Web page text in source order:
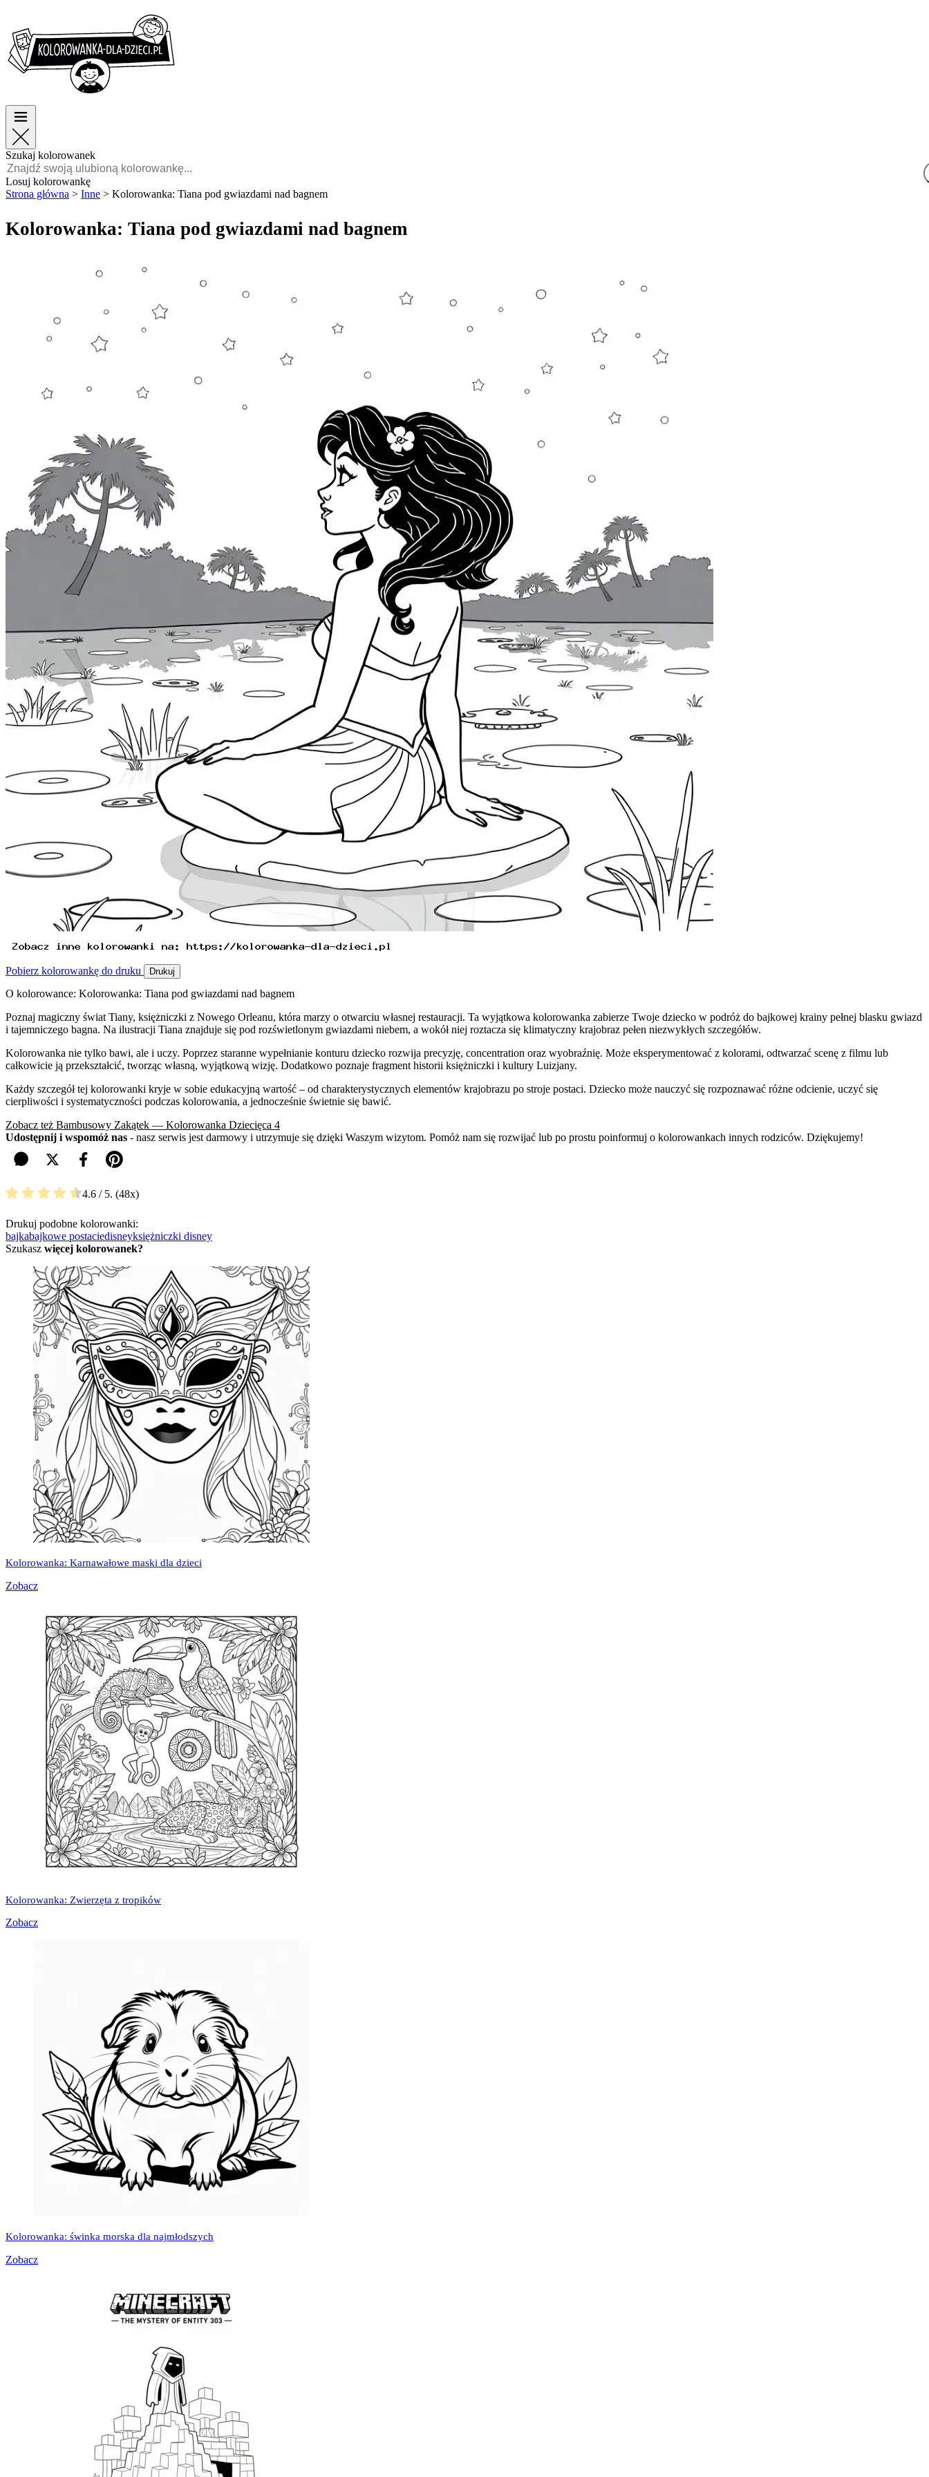
TOP kategorie
Dla chłopców
Dla dziewczynek
Polski
POLSKI
FRANÇAIS
TIẾNG
TOP kategorie
Dla chłopców
Dla dziewczynek
Szukaj kolorowanek
Losuj kolorowankę
Strona główna > Inne > Kolorowanka: Tiana pod gwiazdami nad bagnem
Kolorowanka: Tiana pod gwiazdami nad bagnem
Pobierz kolorowankę do druku Drukuj
O kolorowance: Kolorowanka: Tiana pod gwiazdami nad bagnem
Poznaj magiczny świat Tiany, księżniczki z Nowego Orleanu, która marzy o otwarciu własnej restauracji. Ta wyjątkowa kolorowanka zabierze Twoje dziecko w podróż do bajkowej krainy pełnej blasku gwiazd
i tajemniczego bagna. Na ilustracji Tiana znajduje się pod rozświetlonym gwiazdami niebem, a wokół niej roztacza się klimatyczny krajobraz pełen niezwykłych szczegółów.
Kolorowanka nie tylko bawi, ale i uczy. Poprzez staranne wypełnianie konturu dziecko rozwija precyzję, concentration oraz wyobraźnię. Może eksperymentować z kolorami, odtwarzać scenę z filmu lub
całkowicie ją przekształcić, tworząc własną, wyjątkową wizję. Dodatkowo poznaje fragment historii księżniczki i kultury Luizjany.
Każdy szczegół tej kolorowanki kryje w sobie edukacyjną wartość – od charakterystycznych elementów krajobrazu po stroje postaci. Dziecko może nauczyć się rozpoznawać różne odcienie, uczyć się
cierpliwości i systematyczności podczas kolorowania, a jednocześnie świetnie się bawić.
Zobacz też Bambusowy Zakątek — Kolorowanka Dziecięca 4
Udostępnij i wspomóż nas - nasz serwis jest darmowy i utrzymuje się dzięki Waszym wizytom. Pomóż nam się rozwijać lub po prostu poinformuj o kolorowankach innych rodziców. Dziękujemy!
4.6 / 5. 48
Drukuj podobne kolorowanki:
bajkabajkowe postaciedisneyksiężniczki disney
Szukasz więcej kolorowanek?
Kolorowanka: Karnawałowe maski dla dzieci
Zobacz
Kolorowanka: Zwierzęta z tropików
Zobacz
Kolorowanka: świnka morska dla najmłodszych
Zobacz